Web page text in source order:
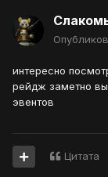
интересно
рейдж заметно
эвентов
Цитата